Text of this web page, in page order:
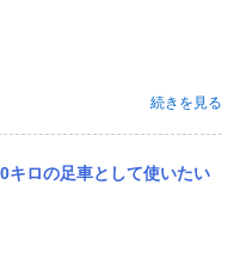
てます。
続きを見る
キロの足車として使いたい